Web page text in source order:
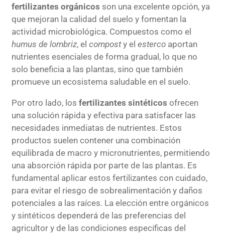
fertilizantes orgánicos son una excelente opción, ya
que mejoran la calidad del suelo y fomentan la
actividad microbiológica. Compuestos como el
humus de lombriz, el composty el esterco aportan
nutrientes esenciales de forma gradual, lo que no
solo beneficia a las plantas, sino que también
promueve un ecosistema saludable en el suelo.
Por otro lado, los fertilizantes sintéticos ofrecen
una solución rápida y efectiva para satisfacer las
necesidades inmediatas de nutrientes. Estos
productos suelen contener una combinación
equilibrada de macro y micronutrientes, permitiendo
una absorción rápida por parte de las plantas. Es
fundamental aplicar estos fertilizantes con cuidado,
para evitar el riesgo de sobrealimentación y daños
potenciales a las raíces. La elección entre orgánicos
y sintéticos dependerá de las preferencias del
agricultor y de las condiciones específicas del